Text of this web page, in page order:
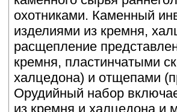
охотниками. Каменный
изделиями из кремня,
расщепление
кремня, пластинчатыми
халцедона) и отщепами
Орудийный набор
из кремня и халцедона и